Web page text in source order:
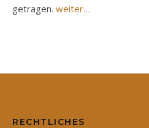
getragen. weiter…
RECHTLICHES